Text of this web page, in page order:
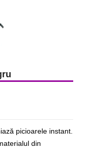
picioarele instant.
din